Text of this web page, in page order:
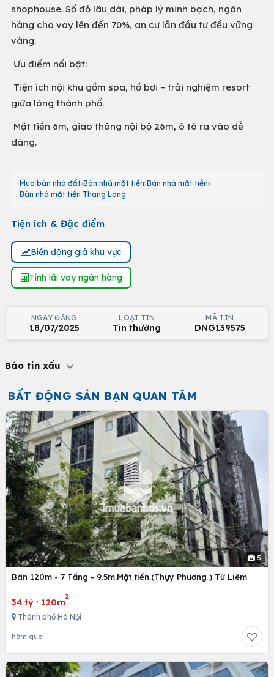
shophouse. Sổ đỏ lâu dài, pháp lý minh bạch, ngân
hàng cho vay lên đến 70%, an cư lẫn đầu tư đều vững
vàng.
Ưu điểm nổi bật:
Tiện ích nội khu gồm spa, hồ bơi – trải nghiệm resort
giữa lòng thành phố.
Mặt tiền 6m, giao thông nội bộ 26m, ô tô ra vào dễ
dàng.
Mua bán nhà đất Bán nhà mặt tiền Bán nhà mặt tiền
Bán nhà mặt tiền Thang Long
Tiện ích & Đặc điểm
Biến động giá khu vực
Tính lãi vay ngân hàng
NGÀY ĐĂNG
18/07/2025
LOẠI TIN
Tin thường
MÃ TIN
DNG139575
Báo tin xấu
BẤT ĐỘNG SẢN BẠN QUAN TÂM
5
Bán 120m - 7 Tầng - 9.5m.Mặt tiền.(Thụy Phương ) Từ Liêm
34 tỷ · 120m
2
Thành phố Hà Nội
hôm qua